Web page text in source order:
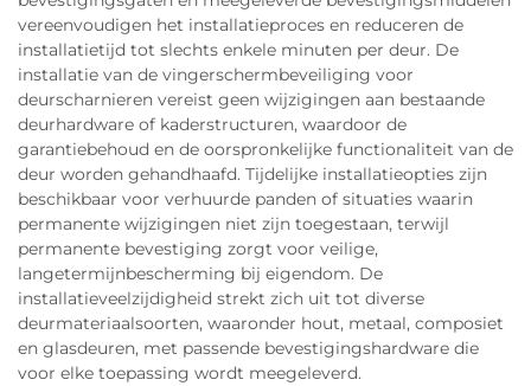
vereenvoudigen het installatieproces en reduceren de
installatietijd tot slechts enkele minuten per deur. De
installatie van de vingerschermbeveiliging voor
deurscharnieren vereist geen wijzigingen aan bestaande
deurhardware of kaderstructuren, waardoor de
garantiebehoud en de oorspronkelijke functionaliteit van de
deur worden gehandhaafd. Tijdelijke installatieopties zijn
beschikbaar voor verhuurde panden of situaties waarin
permanente wijzigingen niet zijn toegestaan, terwijl
permanente bevestiging zorgt voor veilige,
langetermijnbescherming bij eigendom. De
installatieveelzijdigheid strekt zich uit tot diverse
deurmateriaalsoorten, waaronder hout, metaal, composiet
en glasdeuren, met passende bevestigingshardware die
voor elke toepassing wordt meegeleverd.